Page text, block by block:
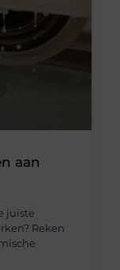
aan
juiste
Reken